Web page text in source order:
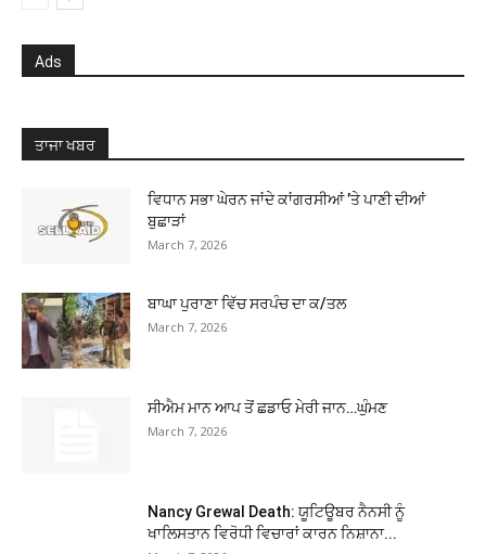
Ads
ਤਾਜਾ ਖਬਰ
ਵਿਧਾਨ ਸਭਾ ਘੇਰਨ ਜਾਂਦੇ ਕਾਂਗਰਸੀਆਂ ’ਤੇ ਪਾਣੀ ਦੀਆਂ
ਬੁਛਾੜਾਂ
March 7, 2026
ਬਾਘਾ ਪੁਰਾਣਾ ਵਿੱਚ ਸਰਪੰਚ ਦਾ ਕ/ਤਲ
March 7, 2026
ਸੀਐਮ ਮਾਨ ਆਪ ਤੋਂ ਛਡਾਓ ਮੇਰੀ ਜਾਨ…ਘੁੰਮਣ
March 7, 2026
Nancy Grewal Death: ਯੂਟਿਊਬਰ ਨੈਨਸੀ ਨੂੰ
ਖਾਲਿਸਤਾਨ ਵਿਰੋਧੀ ਵਿਚਾਰਾਂ ਕਾਰਨ ਨਿਸ਼ਾਨਾ...